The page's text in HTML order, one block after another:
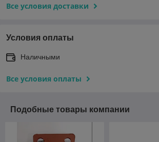
Все условия доставки
Условия оплаты
Наличными
Все условия оплаты
Подобные товары компании